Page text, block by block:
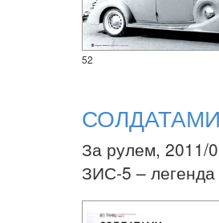
52
За рулем, 2011/
ЗИС-5 –